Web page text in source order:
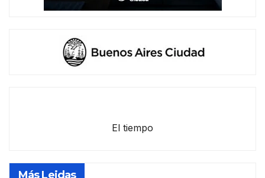
El tiempo
Más Leidas